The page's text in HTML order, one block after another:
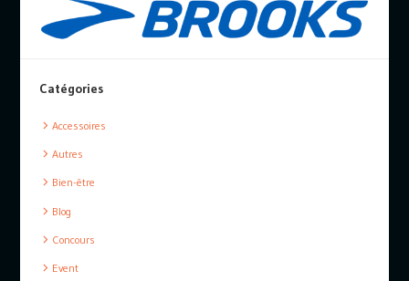
Catégories
Accessoires
Autres
Bien-être
Blog
Concours
Event